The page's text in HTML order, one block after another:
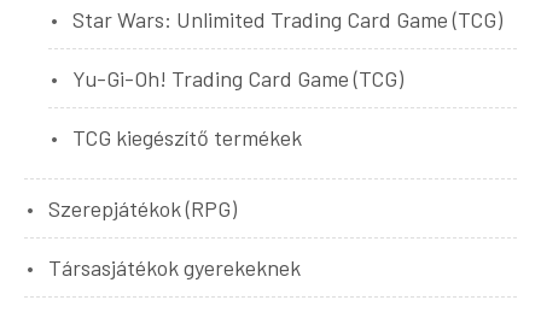
Star Wars: Unlimited Trading Card Game (TCG)
Yu-Gi-Oh! Trading Card Game (TCG)
TCG kiegészítő termékek
Szerepjátékok (RPG)
Társasjátékok gyerekeknek